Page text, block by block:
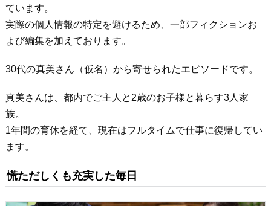
ています。
実際の個人情報の特定を避けるため、一部フィクションお
よび編集を加えております。
30代の真美さん（仮名）から寄せられたエピソードです。
真美さんは、都内でご主人と2歳のお子様と暮らす3人家
族。
1年間の育休を経て、現在はフルタイムで仕事に復帰してい
ます。
慌ただしくも充実した毎日